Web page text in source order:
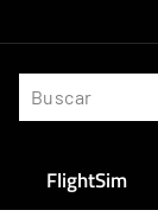
FlightSim